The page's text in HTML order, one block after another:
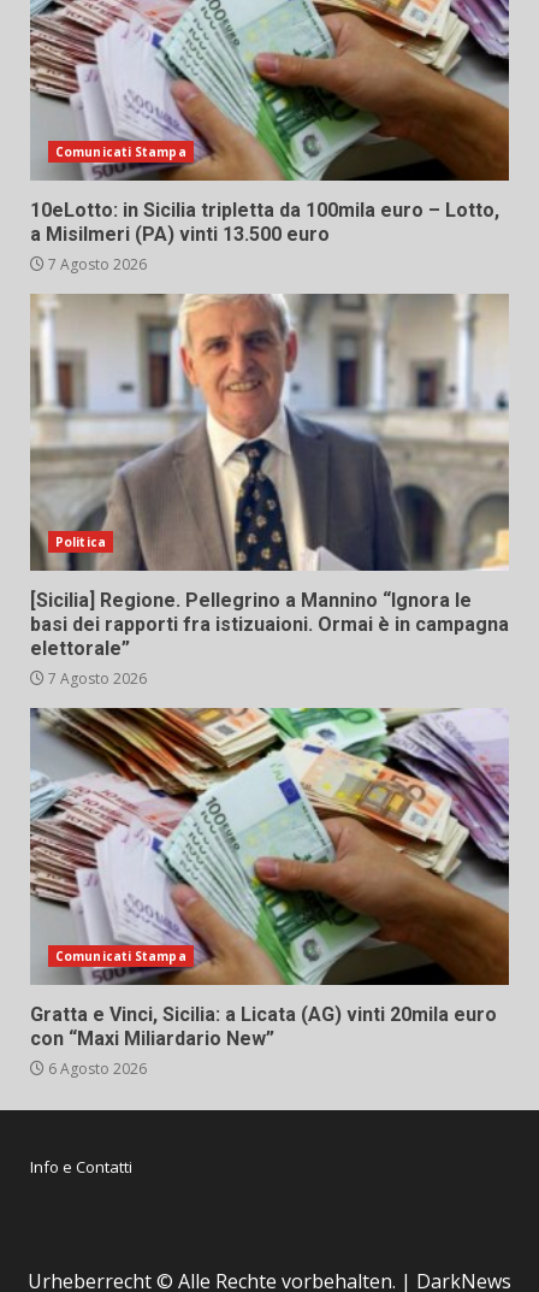
Comunicati Stampa
10eLotto: in Sicilia tripletta da 100mila euro – Lotto,
a Misilmeri (PA) vinti 13.500 euro
7 Agosto 2026
Politica
[Sicilia] Regione. Pellegrino a Mannino “Ignora le
basi dei rapporti fra istizuaioni. Ormai è in campagna
elettorale”
7 Agosto 2026
Comunicati Stampa
Gratta e Vinci, Sicilia: a Licata (AG) vinti 20mila euro
con “Maxi Miliardario New”
6 Agosto 2026
Info e Contatti
Urheberrecht © Alle Rechte vorbehalten. | DarkNews